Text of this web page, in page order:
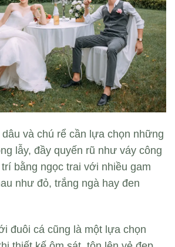
và chú rể cần lựa chọn những
lẫy, đầy quyến rũ như váy công
bằng ngọc trai với nhiều gam
như đỏ, trắng ngà hay đen
đuôi cá cũng là một lựa chọn